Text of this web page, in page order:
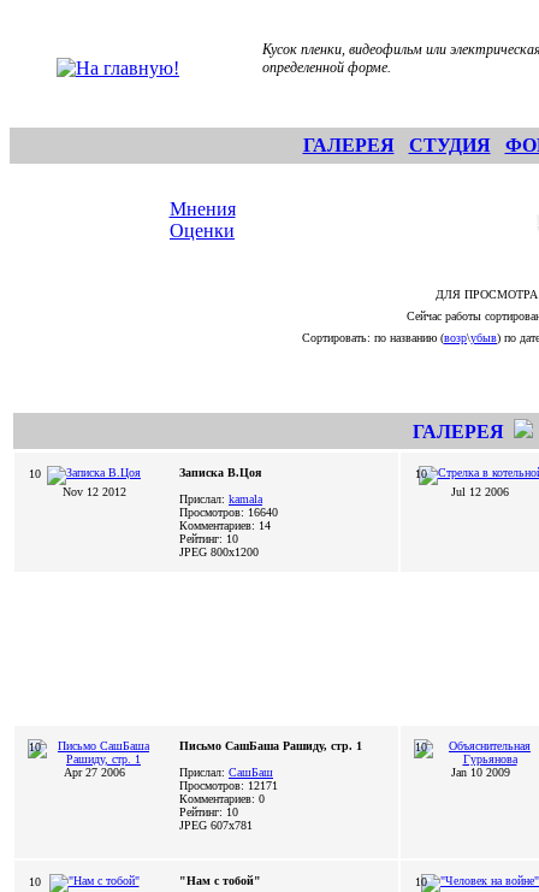
Кусок пленки, видеофильм или
определенной форме.
ГАЛЕРЕЯ СТУДИЯ
Мнения
Оценки
ДЛЯ
Сейчас работы
Сортировать: по названию (возр\убыв) по
ГАЛЕРЕЯ
10
Nov 12 2012
Записка В.Цоя
Прислал: kamala
Просмотров: 16640
Комментариев: 14
Рейтинг: 10
JPEG 800x1200
10
Jul 12 2006
10
Apr 27 2006
Письмо СашБаша Рашиду, стр. 1
Прислал: СашБаш
Просмотров: 12171
Комментариев: 0
Рейтинг: 10
JPEG 607x781
10
Jan 10 2009
10
"Нам с тобой"
10